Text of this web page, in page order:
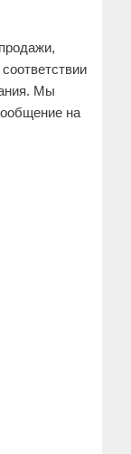
Мы
на